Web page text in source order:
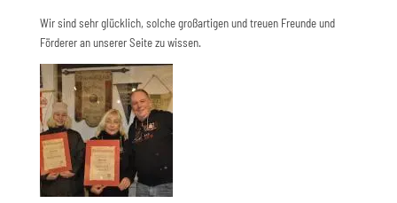
Wir sind sehr glücklich, solche großartigen und treuen Freunde und
Förderer an unserer Seite zu wissen.